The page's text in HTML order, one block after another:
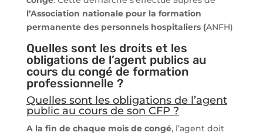
l’Association nationale pour la formation
permanente des personnels hospitaliers (ANFH)
Quelles sont les droits et les
obligations de l’agent publics au
cours du congé de formation
professionnelle ?
Quelles sont les obligations de l’agent
public au cours de son CFP ?
A la fin de chaque mois de congé, l’agent doit